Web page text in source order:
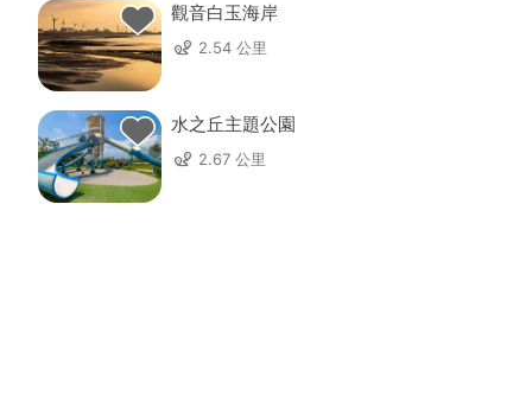
觀音白玉海岸
2.54 公里
水之丘主題公園
2.67 公里